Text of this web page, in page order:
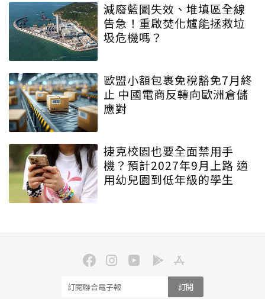
減廢藍圖失效、堆填區全線
告急！重啟焚化爐能拯救垃
圾危機嗎？
歐盟小額包裹免稅豁免7月終
止 中國電商反轉向歐洲倉儲
應對
捷克校園也要全面禁用手
機？預計2027年9月上路 適
用幼兒園到低年級的學生
訂閱